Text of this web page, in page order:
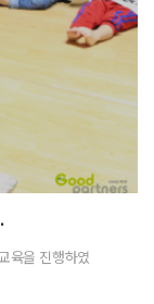
육을 진행하였